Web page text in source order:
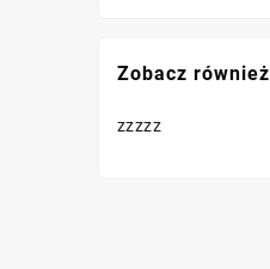
Zobacz również
zzzzz